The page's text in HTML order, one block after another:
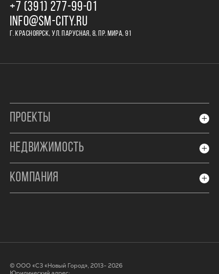
+7 (391) 277‒99‒01
INFO@SM-CITY.RU
Г. КРАСНОЯРСК, УЛ. ПАРУСНАЯ, 8, ПР. МИРА, 91
ПРОЕКТЫ
НЕДВИЖИМОСТЬ
КОМПАНИЯ
© ООО «СЗ «Новый Город», 2013- 2026